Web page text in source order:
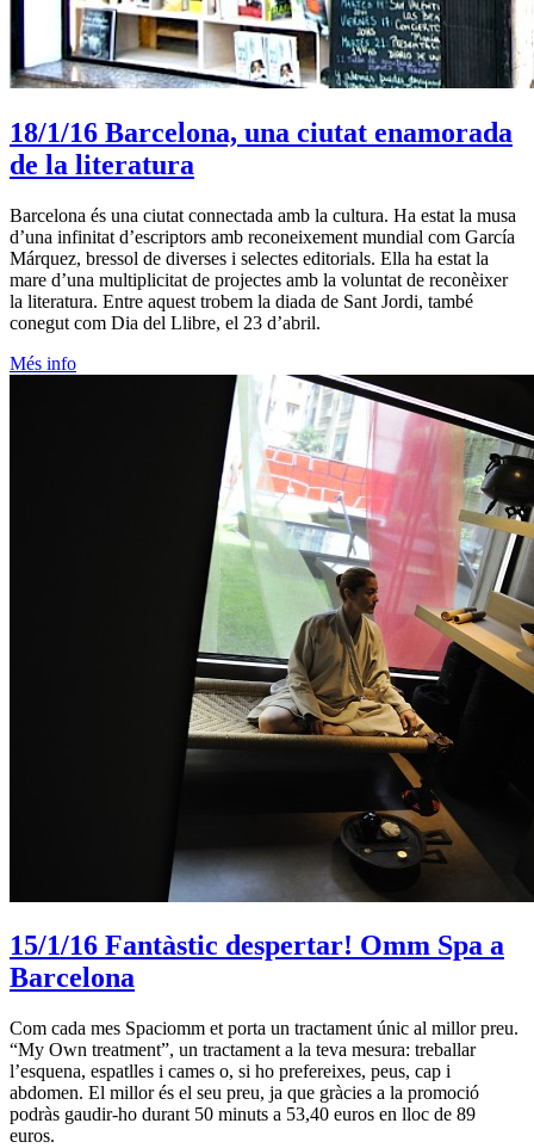
18/1/16 Barcelona, una ciutat enamorada
de la literatura
Barcelona és una ciutat connectada amb la cultura. Ha estat la musa
d’una infinitat d’escriptors amb reconeixement mundial com García
Márquez, bressol de diverses i selectes editorials. Ella ha estat la
mare d’una multiplicitat de projectes amb la voluntat de reconèixer
la literatura. Entre aquest trobem la diada de Sant Jordi, també
conegut com Dia del Llibre, el 23 d’abril.
Més info
15/1/16 Fantàstic despertar! Omm Spa a
Barcelona
Com cada mes Spaciomm et porta un tractament únic al millor preu.
“My Own treatment”, un tractament a la teva mesura: treballar
l’esquena, espatlles i cames o, si ho prefereixes, peus, cap i
abdomen. El millor és el seu preu, ja que gràcies a la promoció
podràs gaudir-ho durant 50 minuts a 53,40 euros en lloc de 89
euros.